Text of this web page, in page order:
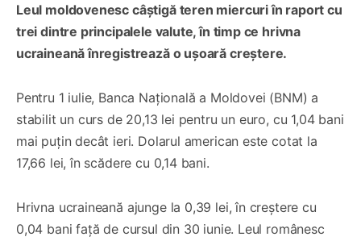
Leul moldovenesc câștigă teren miercuri în raport cu
trei dintre principalele valute, în timp ce hrivna
ucraineană înregistrează o ușoară creștere.
Pentru 1 iulie, Banca Națională a Moldovei (BNM) a
stabilit un curs de 20,13 lei pentru un euro, cu 1,04 bani
mai puțin decât ieri. Dolarul american este cotat la
17,66 lei, în scădere cu 0,14 bani.
Hrivna ucraineană ajunge la 0,39 lei, în creștere cu
0,04 bani față de cursul din 30 iunie. Leul românesc